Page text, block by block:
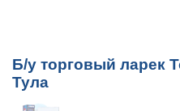
Б/у торговый ларек
Тула